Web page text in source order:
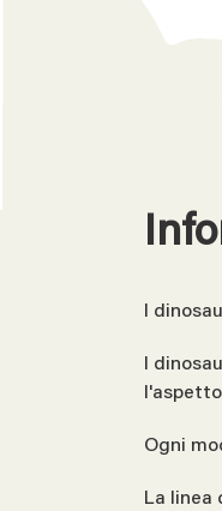
I
I
Ogni
La linea